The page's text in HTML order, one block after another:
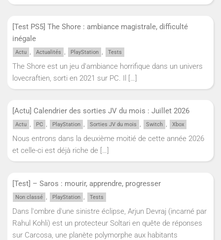
[Test PS5] The Shore : ambiance magistrale, difficulté
inégale
Actu , Actualités , PlayStation , Tests
The Shore est un jeu d’ambiance horrifique dans un univers
lovecraftien, sorti en 2021 sur PC. Il […]
[Actu] Calendrier des sorties JV du mois : Juillet 2026
Actu , PC , PlayStation , Sorties JV du mois , Switch , Xbox
Nous entrons dans la deuxième moitié de cette année 2026
et celle-ci est déjà riche de […]
[Test] – Saros : mourir, apprendre, progresser
Non classé , PlayStation , Tests
Dans l'ombre d'une sinistre éclipse, Arjun Devraj (incarné par
Rahul Kohli) est un protecteur Soltari en quête de réponses
sur Carcosa, une planète polymorphe aux habitants